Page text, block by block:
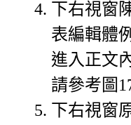
下右視窗
表編輯體
進入正文
請參考圖
下右視窗